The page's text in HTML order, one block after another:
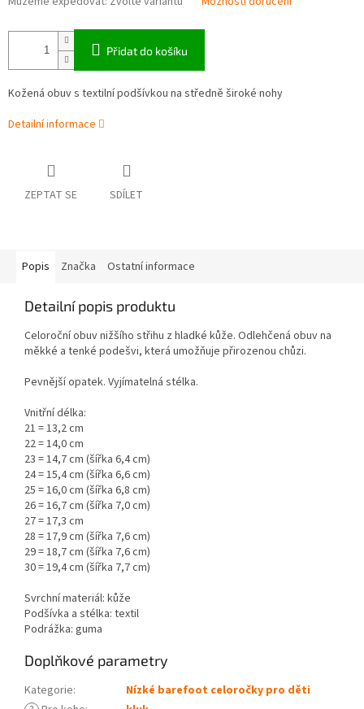
Přidat do košíku
Kožená obuv s textilní podšívkou na středně široké nohy
Detailní informace
ZEPTAT SE SDÍLET
Popis Značka Ostatní informace
Detailní popis produktu
Celoroční obuv nižšího střihu z hladké kůže. Odlehčená obuv na
měkké a tenké podešvi, která umožňuje přirozenou chůzi.
Pevnější opatek. Vyjímatelná stélka.
Vnitřní délka:
21 = 13,2 cm
22 = 14,0 cm
23 = 14,7 cm (šířka 6,4 cm)
24 = 15,4 cm (šířka 6,6 cm)
25 = 16,0 cm (šířka 6,8 cm)
26 = 16,7 cm (šířka 7,0 cm)
27 = 17,3 cm
28 = 17,9 cm (šířka 7,6 cm)
29 = 18,7 cm (šířka 7,6 cm)
30 = 19,4 cm (šířka 7,7 cm)
Svrchní materiál: kůže
Podšívka a stélka: textil
Podrážka: guma
Doplňkové parametry
Kategorie:
Nízké barefoot celoročky pro děti